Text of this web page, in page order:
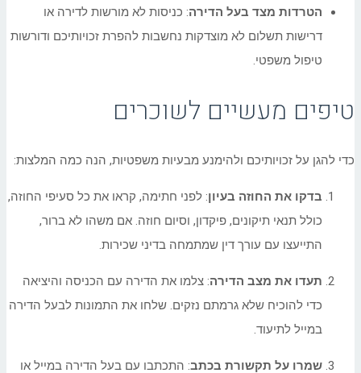
הטרדות מצד בעל הדירה: כניסות לא מורשות לדירה או
דרישות תשלום לא מוצדקות נחשבות להפרת זכויותיכם ודורשות
טיפול משפטי.
טיפים מעשיים לשוכרים
כדי להגן על זכויותיכם ולהימנע מבעיות משפטיות, הנה כמה המלצות:
בדקו את החוזה בעיון: לפני חתימה, קראו את כל סעיפי החוזה,
כולל תנאי תיקונים, פיקדון, וסיום חוזה. אם משהו לא ברור,
התייעצו עם עורך דין שמתמחה בדיני שכירות.
תעדו את מצב הדירה: צלמו את הדירה עם הכניסה והיציאה
כדי להוכיח שלא גרמתם נזקים. שלחו את התמונות לבעל הדירה
במייל לתיעוד.
שמרו על תקשורת בכתב: התכתבו עם בעל הדירה במייל או